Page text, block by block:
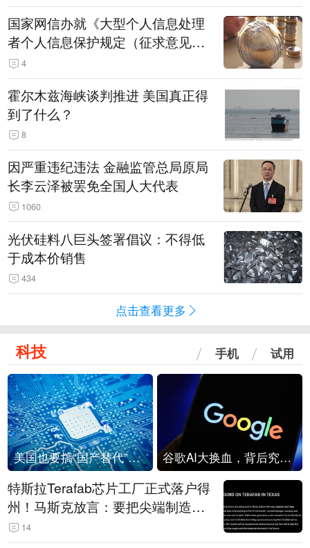
国家网信办就《大型个人信息处理
者个人信息保护规定（征求意见
稿）》公开征求意见
4
霍尔木兹海峡谈判推进 美国真正得
到了什么？
8
因严重违纪违法 金融监管总局原局
长李云泽被罢免全国人大代表
1060
光伏硅料八巨头签署倡议：不得低
于成本价销售
434
点击查看更多
科技 手机 试用
美国也要搞“国产替代”？先算清三笔账 谷歌AI大换血，背后究竟发生了什么？
特斯拉Terafab芯片工厂正式落户得
州！马斯克放言：要把尖端制造带
回美国
14